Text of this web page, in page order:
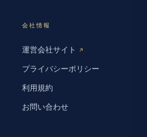
会社情報
運営会社サイト ↗
プライバシーポリシー
利用規約
お問い合わせ